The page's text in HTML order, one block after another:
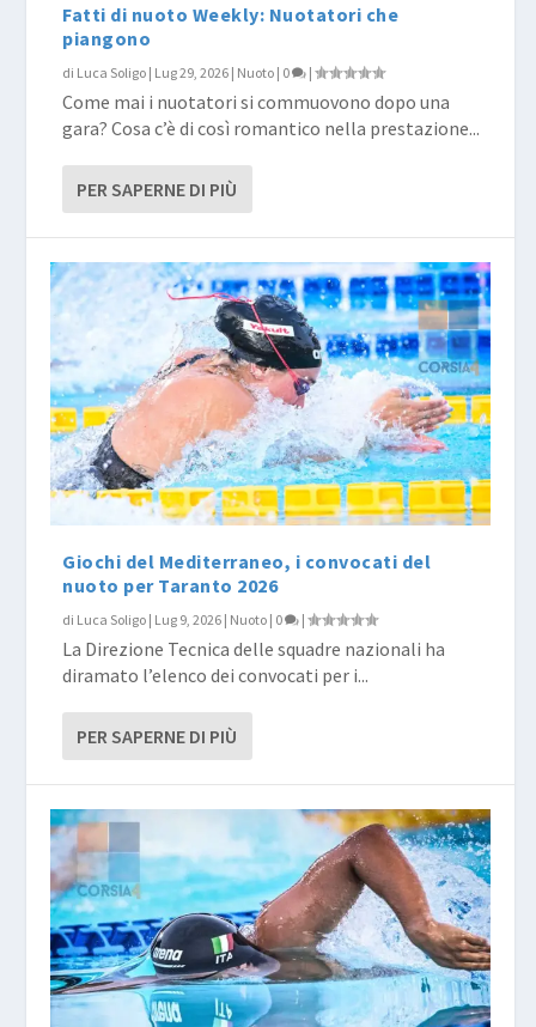
Fatti di nuoto Weekly: Nuotatori che
piangono
di Luca Soligo | Lug 29, 2026 | Nuoto | 0 |
Come mai i nuotatori si commuovono dopo una
gara? Cosa c’è di così romantico nella prestazione...
PER SAPERNE DI PIÙ
Giochi del Mediterraneo, i convocati del
nuoto per Taranto 2026
di Luca Soligo | Lug 9, 2026 | Nuoto | 0 |
La Direzione Tecnica delle squadre nazionali ha
diramato l’elenco dei convocati per i...
PER SAPERNE DI PIÙ